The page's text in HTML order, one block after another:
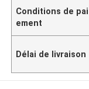
Conditions de pai
ement
Délai de livraison